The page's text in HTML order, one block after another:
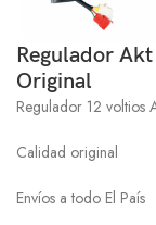
Regulador
Original
Regulador 12 voltios
Calidad original
Envíos a todo El País